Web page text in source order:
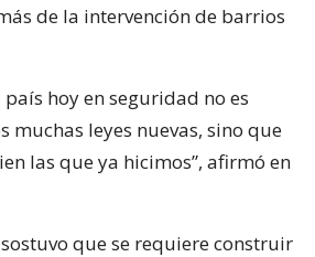
de la intervención de barrios
país hoy en seguridad no es
muchas leyes nuevas, sino que
las que ya hicimos”, afirmó en
que se requiere construir